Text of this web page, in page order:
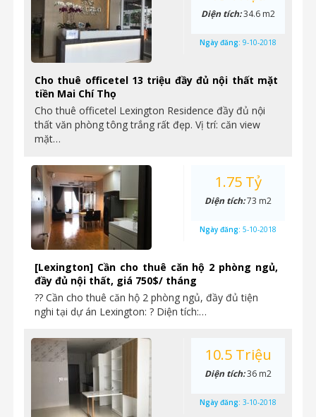
Cho thuê officetel 13 triệu đầy đủ nội thất mặt
tiền Mai Chí Thọ
Cho thuê officetel Lexington Residence đầy đủ nội
thất văn phòng tông trắng rất đẹp. Vị trí: căn view
mặt…
Diện tích:34.6 m2
Ngày đăng: 9-10-2018
[Lexington] Cần cho thuê căn hộ 2 phòng ngủ,
đầy đủ nội thất, giá 750$/ tháng
?? Cần cho thuê căn hộ 2 phòng ngủ, đầy đủ tiện
nghi tại dự án Lexington: ? Diện tích:…
1.75 Tỷ
Diện tích:73 m2
Ngày đăng: 5-10-2018
10.5 Triệu
Diện tích:36 m2
Ngày đăng: 3-10-2018